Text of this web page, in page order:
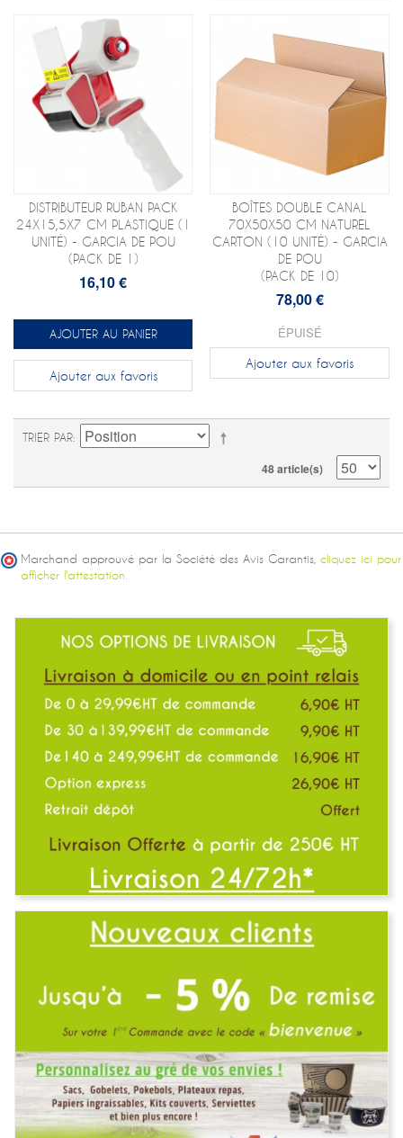
DISTRIBUTEUR RUBAN PACK
24X15,5X7 CM PLASTIQUE (1
UNITÉ) - GARCIA DE POU
(PACK DE 1)
16,10 €
AJOUTER AU PANIER
Ajouter aux favoris
BOÎTES DOUBLE CANAL
70X50X50 CM NATUREL
CARTON (10 UNITÉ) - GARCIA
DE POU
(PACK DE 10)
78,00 €
ÉPUISÉ
Ajouter aux favoris
TRIER PAR
48 article(s)
Marchand approuvé par la Société des Avis Garantis, cliquez ici pour
afficher l'attestation.